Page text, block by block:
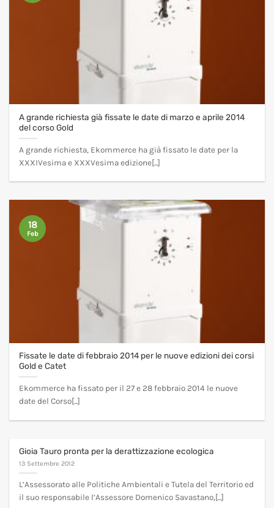
A grande richiesta già fissate le date di marzo e aprile 2014
del corso Gold
A grande richiesta, Ekommerce ha già fissato le date per la
XXXIVesima e XXXVesima edizione[...]
Fissate le date di febbraio 2014 per le nuove edizioni dei corsi
Gold e Catet
Ekommerce ha fissato per il 27 e 28 febbraio 2014 le nuove
date del Corso[...]
18
Feb
Gioia Tauro pronta per la derattizzazione ecologica
13 Settembre 2012
L’Assessorato alle Politiche Ambientali e Tutela del Territorio ed
il suo responsabile l’Assessore Domenico Savastano,[...]